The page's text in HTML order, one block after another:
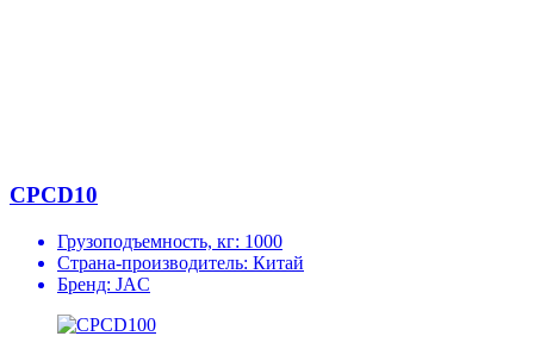
CPCD10
Грузоподъемность, кг: 1000
Страна-производитель: Китай
Бренд: JAC